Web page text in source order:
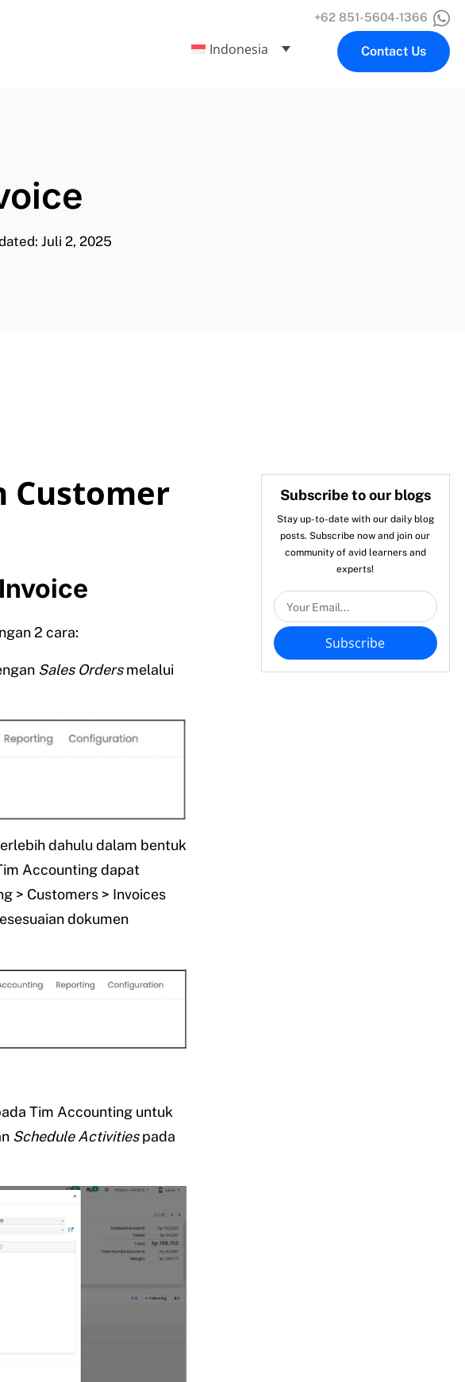
Indonesia
+62 851-5604-1366
Contact Us
Juli 2, 2025
Customer
2 cara:
Sales Ordersmelalui
dahulu dalam bentuk
Accounting dapat
> Customers > Invoices
dokumen
Tim Accounting untuk
Schedule Activitiespada
Subscribe to our blogs
Stay up-to-date with our daily blog
posts. Subscribe now and join our
community of avid learners and
experts!
Subscribe